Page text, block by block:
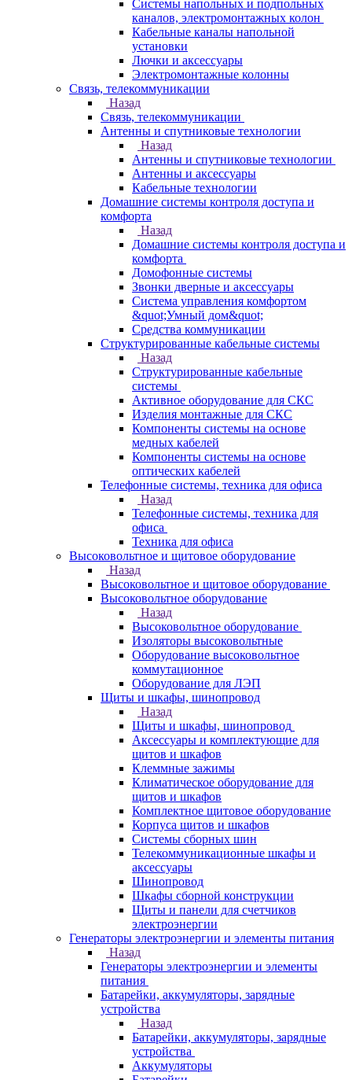
Системы напольных и подпольных
каналов, электромонтажных колон
Кабельные каналы напольной
установки
Лючки и аксессуары
Электромонтажные колонны
Связь, телекоммуникации
Назад
Связь, телекоммуникации
Антенны и спутниковые технологии
Назад
Антенны и спутниковые технологии
Антенны и аксессуары
Кабельные технологии
Домашние системы контроля доступа и
комфорта
Назад
Домашние системы контроля доступа и
комфорта
Домофонные системы
Звонки дверные и аксессуары
Система управления комфортом
&quot;Умный дом&quot;
Средства коммуникации
Структурированные кабельные системы
Назад
Структурированные кабельные
системы
Активное оборудование для СКС
Изделия монтажные для СКС
Компоненты системы на основе
медных кабелей
Компоненты системы на основе
оптических кабелей
Телефонные системы, техника для офиса
Назад
Телефонные системы, техника для
офиса
Техника для офиса
Высоковольтное и щитовое оборудование
Назад
Высоковольтное и щитовое оборудование
Высоковольтное оборудование
Назад
Высоковольтное оборудование
Изоляторы высоковольтные
Оборудование высоковольтное
коммутационное
Оборудование для ЛЭП
Щиты и шкафы, шинопровод
Назад
Щиты и шкафы, шинопровод
Аксессуары и комплектующие для
щитов и шкафов
Клеммные зажимы
Климатическое оборудование для
щитов и шкафов
Комплектное щитовое оборудование
Корпуса щитов и шкафов
Системы сборных шин
Телекоммуникационные шкафы и
аксессуары
Шинопровод
Шкафы сборной конструкции
Щиты и панели для счетчиков
электроэнергии
Генераторы электроэнергии и элементы питания
Назад
Генераторы электроэнергии и элементы
питания
Батарейки, аккумуляторы, зарядные
устройства
Назад
Батарейки, аккумуляторы, зарядные
устройства
Аккумуляторы